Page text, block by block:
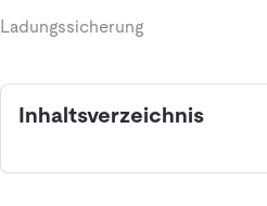
Ladungssicherung
Inhaltsverzeichnis